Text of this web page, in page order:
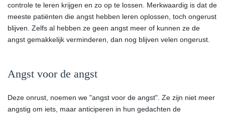
controle te leren krijgen en zo op te lossen. Merkwaardig is dat de
meeste patiënten die angst hebben leren oplossen, toch ongerust
blijven. Zelfs al hebben ze geen angst meer of kunnen ze de
angst gemakkelijk verminderen, dan nog blijven velen ongerust.
Angst voor de angst
Deze onrust, noemen we "angst voor de angst". Ze zijn niet meer
angstig om iets, maar anticiperen in hun gedachten de